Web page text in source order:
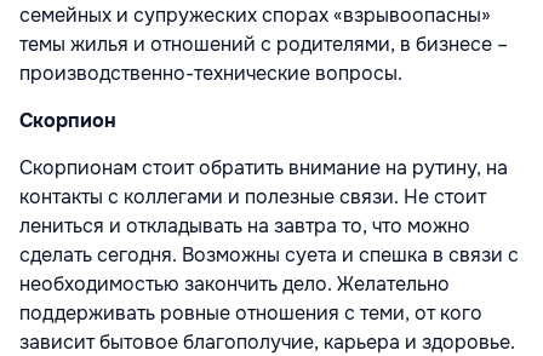
семейных и супружеских спорах «взрывоопасны»
темы жилья и отношений с родителями, в бизнесе –
производственно-технические вопросы.
Скорпион
Скорпионам стоит обратить внимание на рутину, на
контакты с коллегами и полезные связи. Не стоит
лениться и откладывать на завтра то, что можно
сделать сегодня. Возможны суета и спешка в связи с
необходимостью закончить дело. Желательно
поддерживать ровные отношения с теми, от кого
зависит бытовое благополучие, карьера и здоровье.